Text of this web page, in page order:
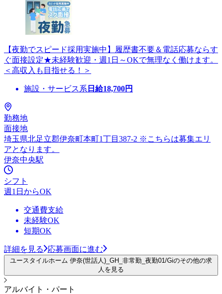
【夜勤でスピード採用実施中】履歴書不要＆電話応募ならす
ぐ面接設定★未経験歓迎・週1日～OKで無理なく働けます。
＜高収入も目指せる！＞
施設・サービス系 日給18,700円
勤務地
面接地
埼玉県北足立郡伊奈町本町1丁目387-2 ※こちらは募集エリ
アとなります。
伊奈中央駅
シフト
週1日からOK
交通費支給
未経験OK
短期OK
詳細を見る 応募画面に進む
ユースタイルホーム 伊奈(世話人)_GH_非常勤_夜勤01/Giのその他の求
人を見る
アルバイト・パート